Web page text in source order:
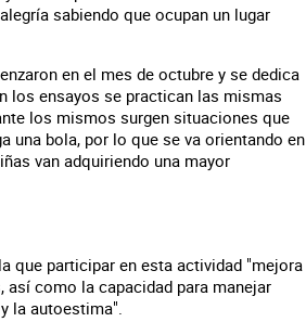
sabiendo que ocupan un lugar
en el mes de octubre y se dedica
los ensayos se practican las mismas
los mismos surgen situaciones que
una bola, por lo que se va orientando en
van adquiriendo una mayor
que participar en esta actividad "mejora
como la capacidad para manejar
la autoestima".